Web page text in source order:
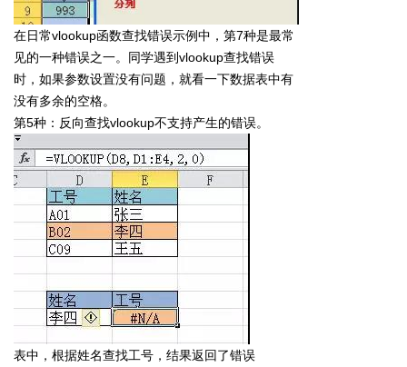
在日常vlookup函数查找错误示例中，第7种是最常
见的一种错误之一。同学遇到vlookup查找错误
时，如果参数设置没有问题，就看一下数据表中有
没有多余的空格。
第5种：反向查找vlookup不支持产生的错误。
表中，根据姓名查找工号，结果返回了错误